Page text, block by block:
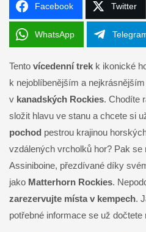
Facebook Twitter
WhatsApp
Tento vícedenní trek k ikonické
k nejoblíbenějším a
v kanadských Rockies. Chodíte
složit hlavu ve stanu a chcete si
pochod pestrou krajinou
vzdálených vrcholků hor? Pak se
Assiniboine, přezdívané díky
jako Matterhorn Rockies.
zarezervujte místa v kempech.
potřebné informace se už dočtete